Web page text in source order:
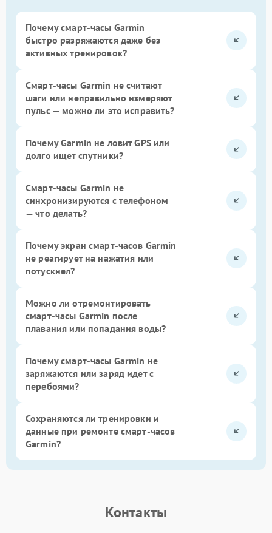
Почему смарт-часы Garmin
быстро разряжаются даже без
активных тренировок?
Смарт-часы Garmin не считают
шаги или неправильно измеряют
пульс — можно ли это исправить?
Почему Garmin не ловит GPS или
долго ищет спутники?
Смарт-часы Garmin не
синхронизируются с телефоном
— что делать?
Почему экран смарт-часов Garmin
не реагирует на нажатия или
потускнел?
Можно ли отремонтировать
смарт-часы Garmin после
плавания или попадания воды?
Почему смарт-часы Garmin не
заряжаются или заряд идет с
перебоями?
Сохраняются ли тренировки и
данные при ремонте смарт-часов
Garmin?
Контакты